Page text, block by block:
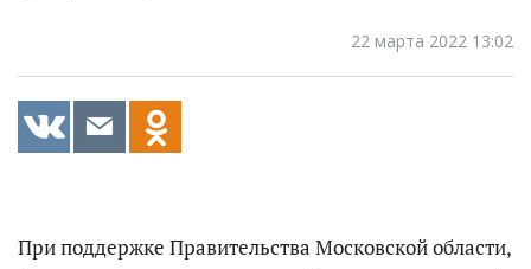
22 марта 2022 13:02
При поддержке Правительства Московской области,